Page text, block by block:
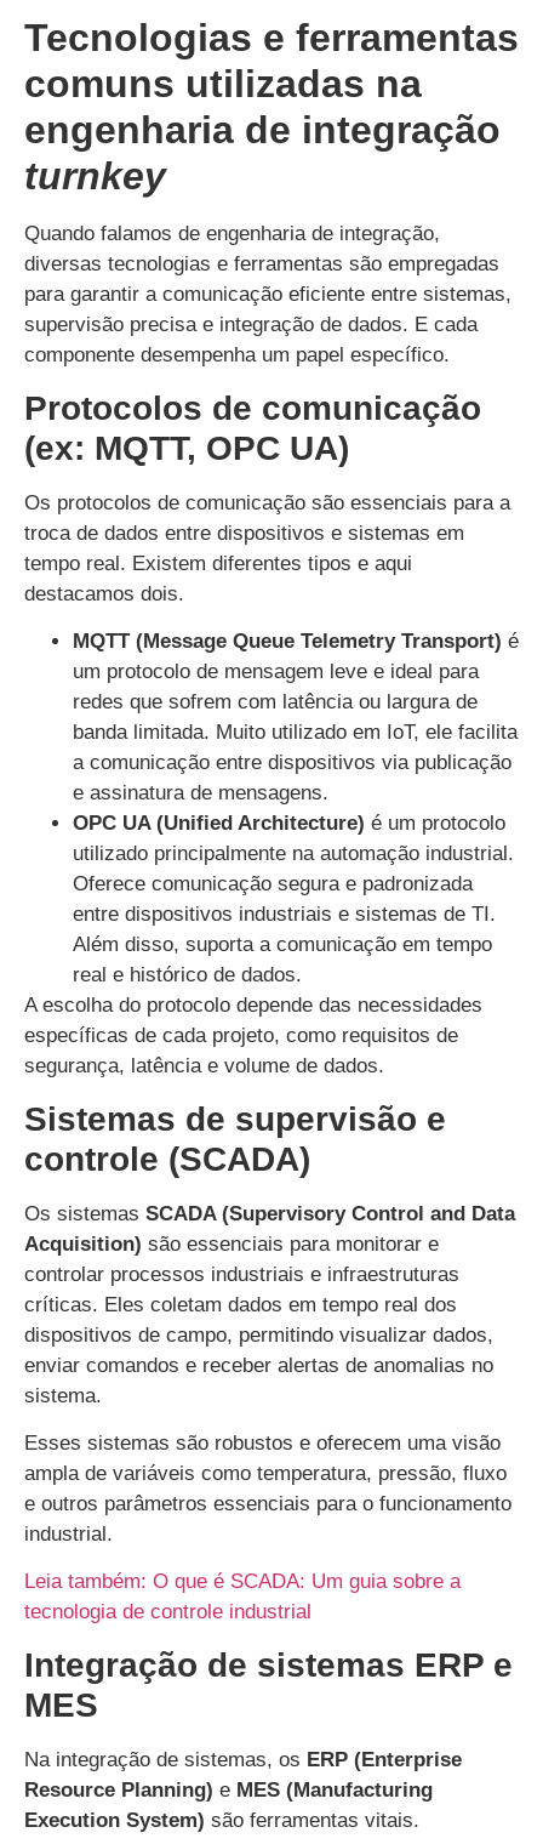
Tecnologias e ferramentas
comuns utilizadas na
engenharia de integração
turnkey
Quando falamos de engenharia de integração,
diversas tecnologias e ferramentas são empregadas
para garantir a comunicação eficiente entre sistemas,
supervisão precisa e integração de dados. E cada
componente desempenha um papel específico.
Protocolos de comunicação
(ex: MQTT, OPC UA)
Os protocolos de comunicação são essenciais para a
troca de dados entre dispositivos e sistemas em
tempo real. Existem diferentes tipos e aqui
destacamos dois.
MQTT (Message Queue Telemetry Transport) é
um protocolo de mensagem leve e ideal para
redes que sofrem com latência ou largura de
banda limitada. Muito utilizado em IoT, ele facilita
a comunicação entre dispositivos via publicação
e assinatura de mensagens.
OPC UA (Unified Architecture) é um protocolo
utilizado principalmente na automação industrial.
Oferece comunicação segura e padronizada
entre dispositivos industriais e sistemas de TI.
Além disso, suporta a comunicação em tempo
real e histórico de dados.
A escolha do protocolo depende das necessidades
específicas de cada projeto, como requisitos de
segurança, latência e volume de dados.
Sistemas de supervisão e
controle (SCADA)
Os sistemas SCADA (Supervisory Control and Data
Acquisition) são essenciais para monitorar e
controlar processos industriais e infraestruturas
críticas. Eles coletam dados em tempo real dos
dispositivos de campo, permitindo visualizar dados,
enviar comandos e receber alertas de anomalias no
sistema.
Esses sistemas são robustos e oferecem uma visão
ampla de variáveis como temperatura, pressão, fluxo
e outros parâmetros essenciais para o funcionamento
industrial.
Leia também: O que é SCADA: Um guia sobre a
tecnologia de controle industrial
Integração de sistemas ERP e
MES
Na integração de sistemas, os ERP (Enterprise
Resource Planning) e MES (Manufacturing
Execution System) são ferramentas vitais.